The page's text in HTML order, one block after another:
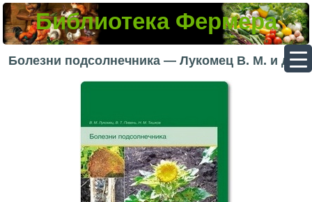
Библиотека Фермера
Болезни подсолнечника — Лукомец В. M. и др.